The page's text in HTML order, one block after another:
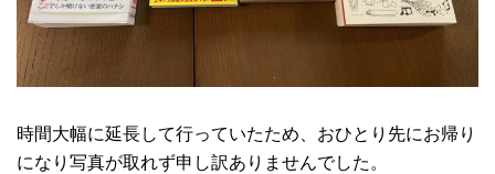
時間大幅に延長して行っていたため、おひとり先にお帰り
になり写真が取れず申し訳ありませんでした。